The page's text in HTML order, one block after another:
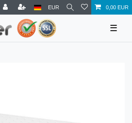
EUR 0,00 EUR
☰